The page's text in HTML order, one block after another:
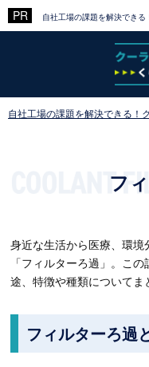
自社工場の課題を解決でき
自社工場の課題を解決できる！
フ
身近な生活から医療、環
「フィルターろ過」。こ
途、特徴や種類についてま
フィルターろ過